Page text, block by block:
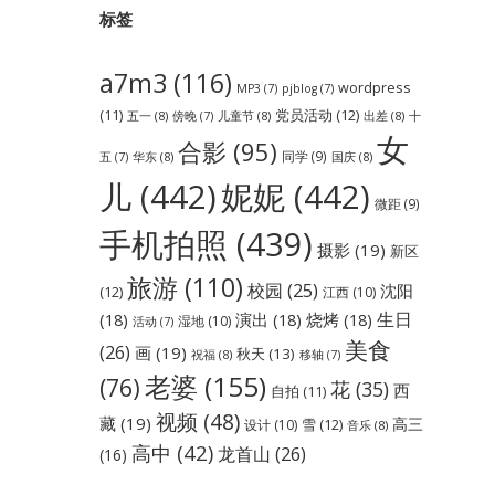
标签
a7m3 (116) MP3 (7) pjblog(7) wordpress
(11) 五一(8) 傍晚(7) 儿童节(8) 党员活动 (12) 出差(8) 十
五 (7) 华东(8) 合影 (95) 同学(9) 国庆(8) 女
儿(442)妮妮(442) 微距(9)
手机拍照 (439) 摄影(19) 新区
(12) 旅游(110) 校园 (25) 江西(10) 沈阳
(18) 活动 (7) 湿地(10) 演出 (18) 烧烤(18) 生日
(26) 画(19) 祝福(8) 秋天 (13) 移轴(7) 美食
(76)老婆 (155) 自拍 (11) 花(35) 西
藏(19) 视频 (48) 设计(10) 雪(12) 音乐(8) 高三
(16) 高中 (42)龙首山 (26)